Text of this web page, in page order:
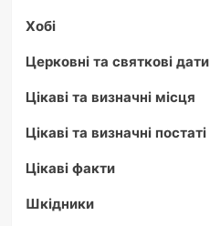
Хобі
Церковні та святкові дати
Цікаві та визначні місця
Цікаві та визначні постаті
Цікаві факти
Шкідники